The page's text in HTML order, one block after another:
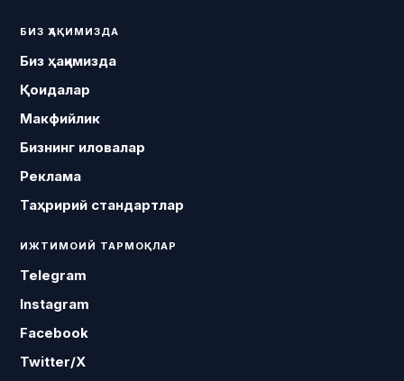
БИЗ ҲАҚИМИЗДА
Биз ҳақимизда
Қоидалар
Макфийлик
Бизнинг иловалар
Реклама
Таҳририй стандартлар
ИЖТИМОИЙ ТАРМОҚЛАР
Telegram
Instagram
Facebook
Twitter/X